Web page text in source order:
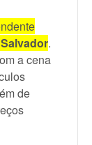
.
a cena
de